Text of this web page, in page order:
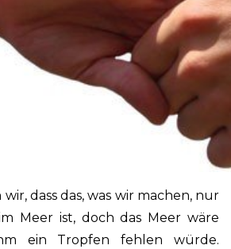
dass das, was wir machen, nur
Meer ist, doch das Meer wäre
ein Tropfen fehlen würde.